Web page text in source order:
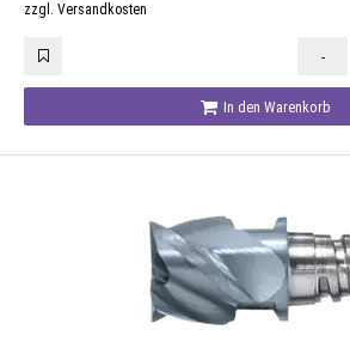
zzgl. Versandkosten
-
In den Warenkorb